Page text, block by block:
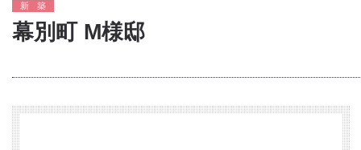
新築
幕別町 M様邸